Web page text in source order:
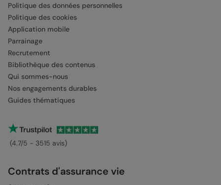
Politique des données personnelles
Politique des cookies
Application mobile
Parrainage
Recrutement
Bibliothèque des contenus
Qui sommes-nous
Nos engagements durables
Guides thématiques
(4.7/5 - 3515 avis)
Contrats d'assurance vie